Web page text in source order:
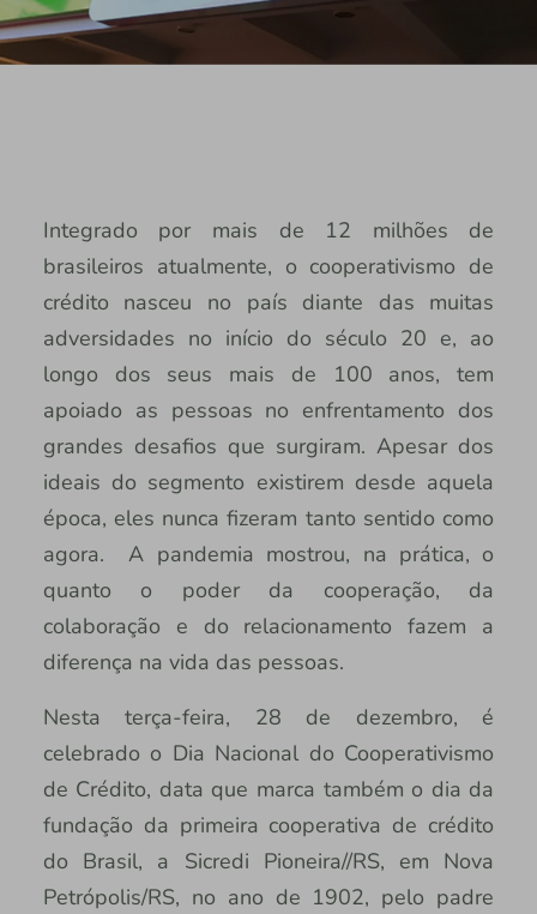
Integrado por mais de 12 milhões de
brasileiros atualmente, o cooperativismo de
crédito nasceu no país diante das muitas
adversidades no início do século 20 e, ao
longo dos seus mais de 100 anos, tem
apoiado as pessoas no enfrentamento dos
grandes desafios que surgiram. Apesar dos
ideais do segmento existirem desde aquela
época, eles nunca fizeram tanto sentido como
agora. A pandemia mostrou, na prática, o
quanto o poder da cooperação, da
colaboração e do relacionamento fazem a
diferença na vida das pessoas.
Nesta terça-feira, 28 de dezembro, é
celebrado o Dia Nacional do Cooperativismo
de Crédito, data que marca também o dia da
fundação da primeira cooperativa de crédito
do Brasil, a Sicredi Pioneira//RS, em Nova
Petrópolis/RS, no ano de 1902, pelo padre